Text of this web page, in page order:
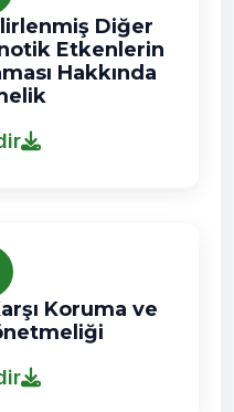
Diğer
Etkenlerin
Hakkında
Koruma ve